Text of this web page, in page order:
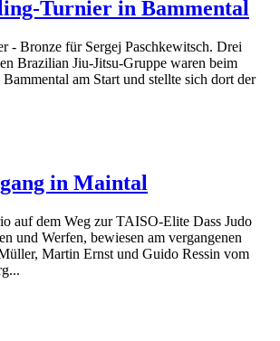
Turnier in Bammental
- Bronze für Sergej Paschkewitsch. Drei
Brazilian Jiu-Jitsu-Gruppe waren beim
am Start und stellte sich dort der
in Maintal
auf dem Weg zur TAISO-Elite Dass Judo
und Werfen, bewiesen am vergangenen
Martin Ernst und Guido Ressin vom